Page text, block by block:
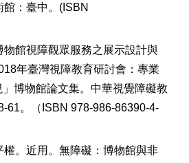
：臺中。(ISBN
物館視障觀眾服務之展示設計與
年臺灣視障教育研討會：專業
博物館論文集。中華視覺障礙教
61。（ISBN 978-986-86390-4-
權。近用。無障礙：博物館與非